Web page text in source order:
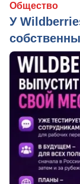
Общество
У